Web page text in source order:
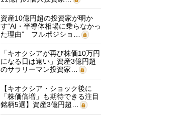
資産10億円超の投資家が明か
す“AI・半導体相場に乗らなかっ
た理由” フルポジショ…
「キオクシアが再び株価10万円
になる日は遠い」資産3億円超
のサラリーマン投資家…
【キオクシア・ショック後に
「株価倍増」も期待できる注目
銘柄5選】資産3億円超…